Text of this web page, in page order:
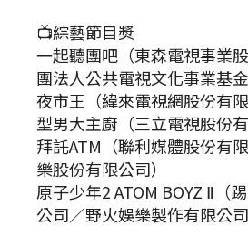
📺綜藝節目獎
一起聽團吧（東森電視事業
團法人公共電視文化事業基金
夜市王（緯來電視網股份有限
型男大主廚（三立電視股份有
拜託ATM（聯利媒體股份有
樂股份有限公司）
原子少年2 ATOM BOYZ Ⅱ（
公司／野火娛樂製作有限公司